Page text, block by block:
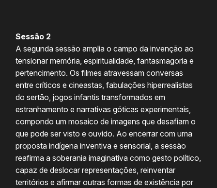
Sessão 2
A segunda sessão amplia o campo da invenção ao
tensionar memória, espiritualidade, fantasmagoria e
pertencimento. Os filmes atravessam conversas
entre críticos e cineastas, fabulações hiperrealistas
do sertão, jogos infantis transformados em
estranhamento e narrativas góticas experimentais,
compondo um mosaico de imagens que desafiam o
que pode ser visto e ouvido. Ao encerrar com uma
proposta indígena inventiva e sensorial, a sessão
reafirma a soberania imaginativa como gesto político,
capaz de deslocar representações, reinventar
territórios e afirmar outras formas de existência por